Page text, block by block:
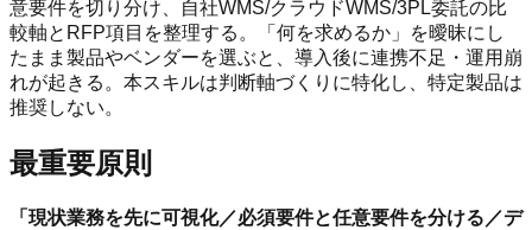
意要件を切り分け、自社WMS/クラウドWMS/3PL委託の比
較軸とRFP項目を整理する。「何を求めるか」を曖昧にし
たまま製品やベンダーを選ぶと、導入後に連携不足・運用崩
れが起きる。本スキルは判断軸づくりに特化し、特定製品は
推奨しない。
最重要原則
「現状業務を先に可視化／必須要件と任意要件を分ける／デ